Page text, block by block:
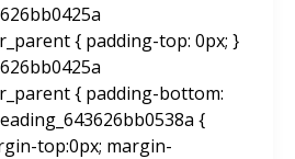
{ padding-top: 0px; }
{ padding-bottom:
{
top:0px; margin-